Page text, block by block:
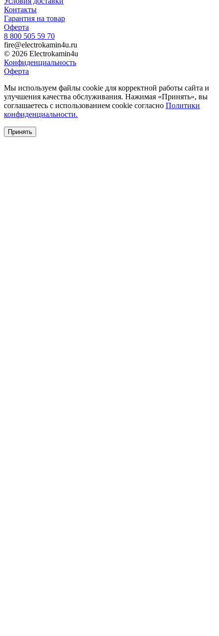
Контакты
Гарантия на товар
Оферта
8 800 505 59 70
fire@electrokamin4u.ru
© 2026 Electrokamin4u
Конфиденциальность
Оферта
Мы используем файлы cookie для корректной работы сайта и
улучшения качества обслуживания. Нажимая «Принять», вы
соглашаетесь с использованием cookie согласно Политики
конфиденциальности.
Принять